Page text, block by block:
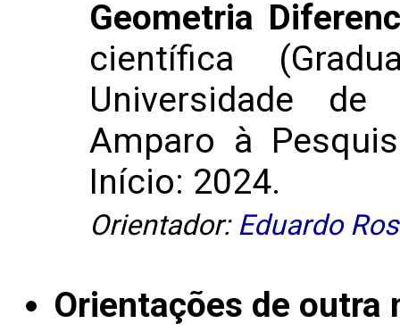
Geometria
científica
Universidade
Amparo à
Início: 2024.
Orientador: Eduardo
Orientações de outra